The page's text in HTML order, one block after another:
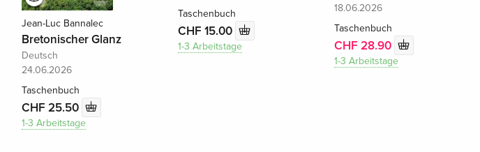
Jean-Luc Bannalec
Bretonischer Glanz
Deutsch
24.06.2026
Taschenbuch
CHF 25.50
1-3 Arbeitstage
Taschenbuch
CHF 15.00
1-3 Arbeitstage
18.06.2026
Taschenbuch
CHF 28.90
1-3 Arbeitstage